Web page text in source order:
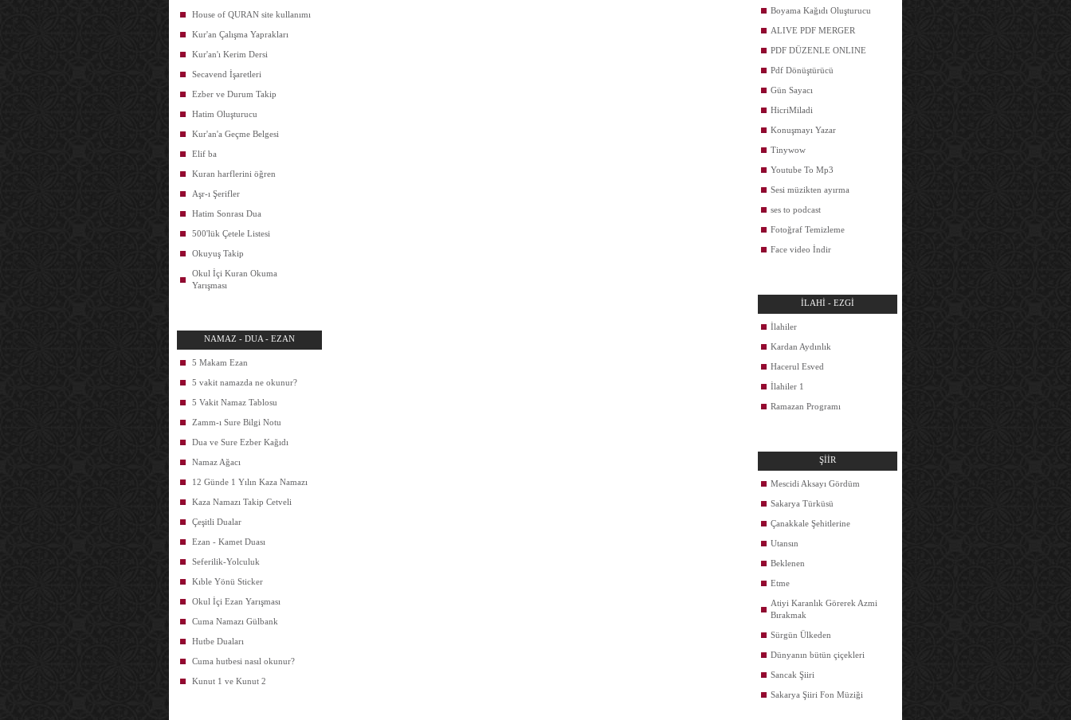
House of QURAN site kullanımı
Kur'an Çalışma Yaprakları
Kur'an'ı Kerim Dersi
Secavend İşaretleri
Ezber ve Durum Takip
Hatim Oluşturucu
Kur'an'a Geçme Belgesi
Elif ba
Kuran harflerini öğren
Aşr-ı Şerifler
Hatim Sonrası Dua
500'lük Çetele Listesi
Okuyuş Takip
Okul İçi Kuran Okuma
Yarışması
NAMAZ - DUA - EZAN
5 Makam Ezan
5 vakit namazda ne okunur?
5 Vakit Namaz Tablosu
Zamm-ı Sure Bilgi Notu
Dua ve Sure Ezber Kağıdı
Namaz Ağacı
12 Günde 1 Yılın Kaza Namazı
Kaza Namazı Takip Cetveli
Çeşitli Dualar
Ezan - Kamet Duası
Seferilik-Yolculuk
Kıble Yönü Sticker
Okul İçi Ezan Yarışması
Cuma Namazı Gülbank
Hutbe Duaları
Cuma hutbesi nasıl okunur?
Kunut 1 ve Kunut 2
Boyama Kağıdı Oluşturucu
ALIVE PDF MERGER
PDF DÜZENLE ONLINE
Pdf Dönüştürücü
Gün Sayacı
HicriMiladi
Konuşmayı Yazar
Tinywow
Youtube To Mp3
Sesi müzikten ayırma
ses to podcast
Fotoğraf Temizleme
Face video İndir
İLAHİ - EZGİ
İlahiler
Kardan Aydınlık
Hacerul Esved
İlahiler 1
Ramazan Programı
ŞİİR
Mescidi Aksayı Gördüm
Sakarya Türküsü
Çanakkale Şehitlerine
Utansın
Beklenen
Etme
Atiyi Karanlık Görerek Azmi
Bırakmak
Sürgün Ülkeden
Dünyanın bütün çiçekleri
Sancak Şiiri
Sakarya Şiiri Fon Müziği